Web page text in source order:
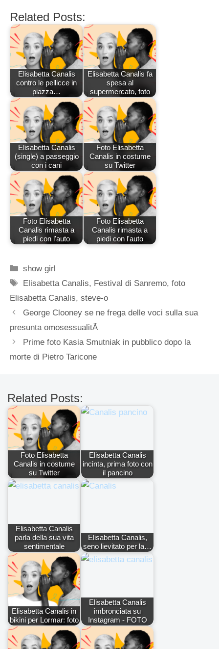
Related Posts:
Elisabetta Canalis
contro le pellicce in
piazza…
Elisabetta Canalis fa
spesa al
supermercato, foto
Elisabetta Canalis
(single) a passeggio
con i cani
Foto Elisabetta
Canalis in costume
su Twitter
Foto Elisabetta
Canalis rimasta a
piedi con l'auto
Foto Elisabetta
Canalis rimasta a
piedi con l'auto
Categorie
show girl
Tag
Elisabetta Canalis, Festival di Sanremo,foto
Elisabetta Canalis, steve-o
George Clooney se ne frega delle voci sulla sua
presunta omosessualitÃ
Prime foto Kasia Smutniak in pubblico dopo la
morte di Pietro Taricone
Related Posts:
Foto Elisabetta
Canalis in costume
su Twitter
Elisabetta Canalis
incinta, prima foto con
il pancino
Elisabetta Canalis
parla della sua vita
sentimentale
Elisabetta Canalis,
seno lievitato per la…
Elisabetta Canalis in
bikini per Lormar: foto
Elisabetta Canalis
imbronciata su
Instagram - FOTO